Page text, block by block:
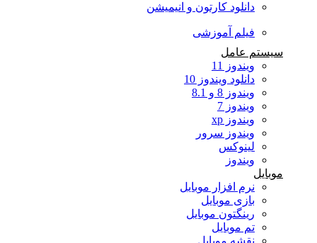
دانلود کارتون و انیمیشن
فیلم آموزشی
سیستم عامل
ویندوز 11
دانلود ویندوز 10
ویندوز 8 و 8.1
ویندوز 7
ویندوز xp
ویندوز سرور
لینوکس
ویندوز
نرم افزار موبایل
بازی موبایل
رینگتون موبایل
تم موبایل
نقشه موبایل